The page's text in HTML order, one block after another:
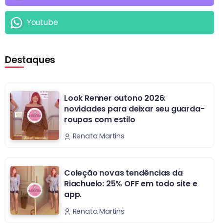
Youtube
Destaques
Look Renner outono 2026:
novidades para deixar seu guarda-
roupas com estilo
Renata Martins
Coleção novas tendências da
Riachuelo: 25% OFF em todo site e
app.
Renata Martins